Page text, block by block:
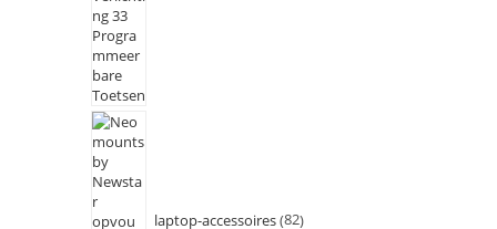
laptop-accessoires 82